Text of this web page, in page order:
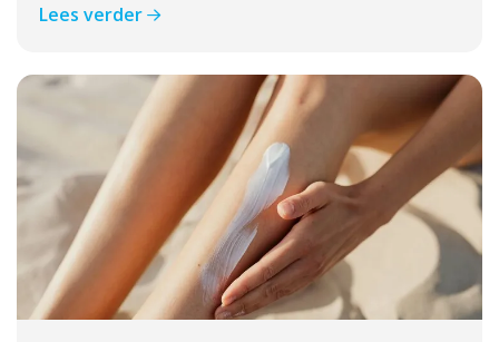
Lees verder